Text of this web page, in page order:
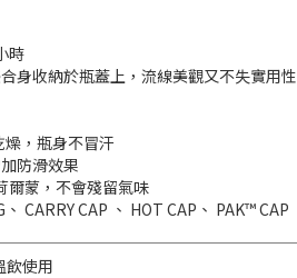
時
身收納於瓶蓋上，流線美觀又不失實用性
，瓶身不冒汗
防滑效果
爾蒙，不會殘留氣味
CARRY CAP 、 HOT CAP、 PAK™ CAP
飲使用